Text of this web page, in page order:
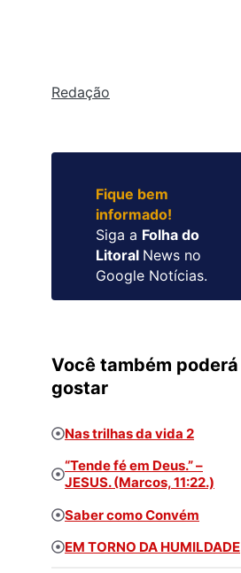
Redação
Fique bem
informado!
Siga a Folha do
Litoral News no
Google Notícias.
Você também poderá
gostar
Nas trilhas da vida 2
“Tende fé em Deus.” –
JESUS. (Marcos, 11:22.)
Saber como Convém
EM TORNO DA HUMILDADE